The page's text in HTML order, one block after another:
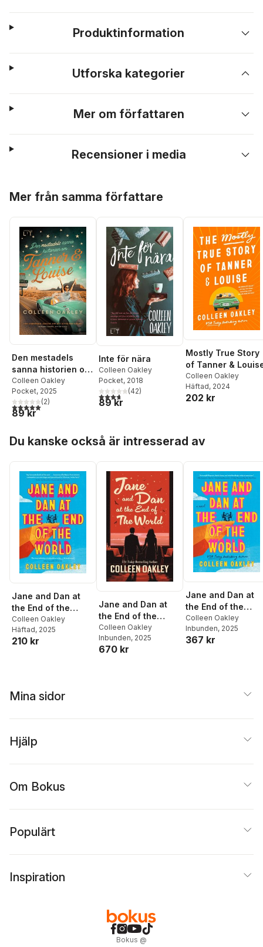
Produktinformation
Utforska kategorier
Mer om författaren
Recensioner i media
Mer från samma författare
Den mestadels
sanna historien om
Tanner och Louise
Colleen Oakley
Pocket, 2025
5,0utav 5 stjärnor. Totalt antal röster:
(2)
89 kr
Inte för nära
Colleen Oakley
Pocket, 2018
3,7utav 5 stjärnor. Totalt antal röster:
(42)
89 kr
Mostly True Story
of Tanner &
Colleen Oakley
Häftad, 2024
202 kr
Du kanske också är intresserad av
Jane and Dan at
the End of the
World
Colleen Oakley
Häftad, 2025
210 kr
Jane and Dan at
the End of the
World
Colleen Oakley
Inbunden, 2025
670 kr
Jane and Dan at
the End of the
World
Colleen Oakley
Inbunden, 2025
367 kr
Mina sidor
Hjälp
Om Bokus
Populärt
Inspiration
Bokus @